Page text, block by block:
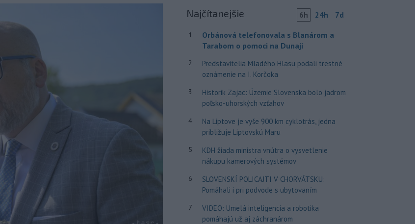
Najčítanejšie 6h 24h 7d
1
Orbánová telefonovala s Blanárom a
Tarabom o pomoci na Dunaji
2
Predstavitelia Mladého Hlasu podali trestné
oznámenie na I. Korčoka
3
Historik Zajac: Územie Slovenska bolo jadrom
poľsko-uhorských vzťahov
4
Na Liptove je vyše 900 km cyklotrás, jedna
približuje Liptovskú Maru
5
KDH žiada ministra vnútra o vysvetlenie
nákupu kamerových systémov
6
SLOVENSKÍ POLICAJTI V CHORVÁTSKU:
Pomáhali i pri podvode s ubytovaním
7
VIDEO: Umelá inteligencia a robotika
pomáhajú už aj záchranárom